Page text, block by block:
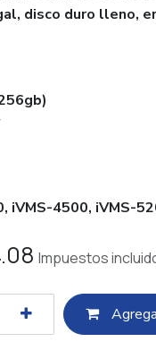
disco duro lleno,
iVMS-4500, iVMS-
Impuestos